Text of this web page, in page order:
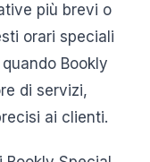
più brevi o
orari speciali
Bookly
di servizi,
ai clienti.